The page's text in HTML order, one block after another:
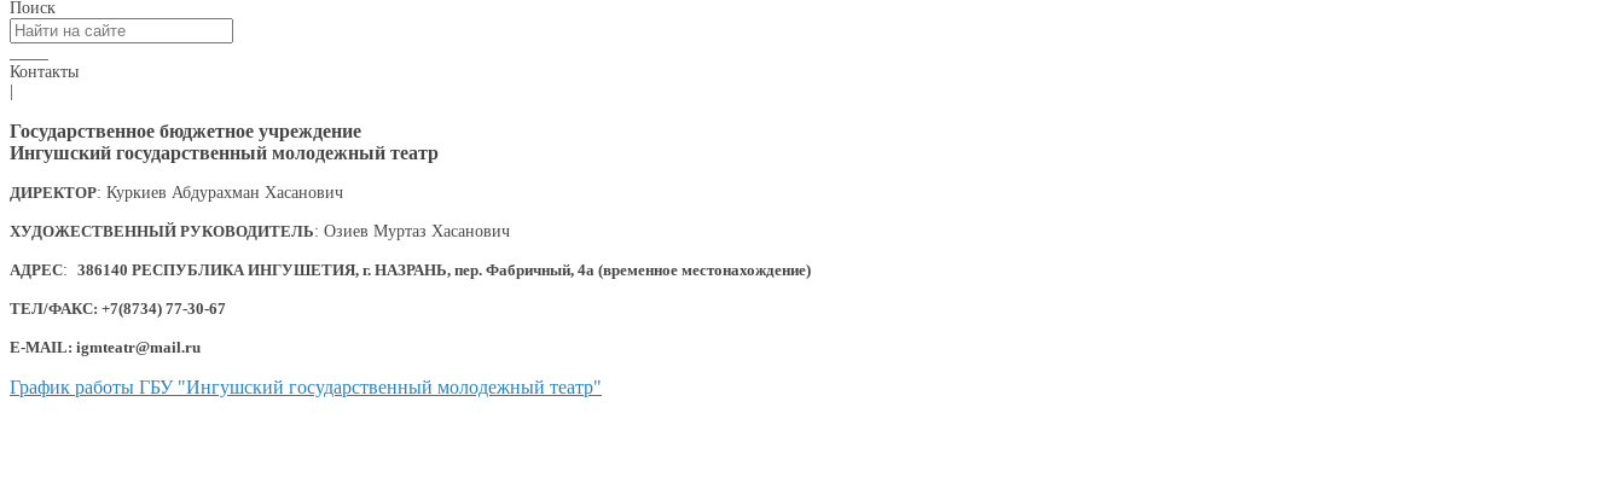
Поиск
Контакты
Государственное бюджетное учреждение
Ингушский государственный молодежный театр
ДИРЕКТОР: Куркиев Абдурахман Хасанович
ХУДОЖЕСТВЕННЫЙ РУКОВОДИТЕЛЬ: Озиев Муртаз Хасанович
АДРЕС: 386140 РЕСПУБЛИКА ИНГУШЕТИЯ, г. НАЗРАНЬ, пер. Фабричный, 4а (временное местонахождение)
ТЕЛ/ФАКС: +7(8734) 77-30-67
E-MAIL: igmteatr@mail.ru
График работы ГБУ "Ингушский государственный молодежный театр"